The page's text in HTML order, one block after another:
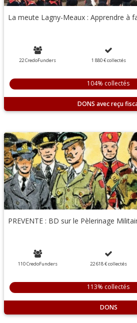
La meute Lagny-Meaux : Apprendre à
22 CredoFunders 1 880 €collectés
104% collectés
DONS
PREVENTE : BD sur le Pèlerinage
110 CredoFunders 22 618 €collectés
113% collectés
DONS